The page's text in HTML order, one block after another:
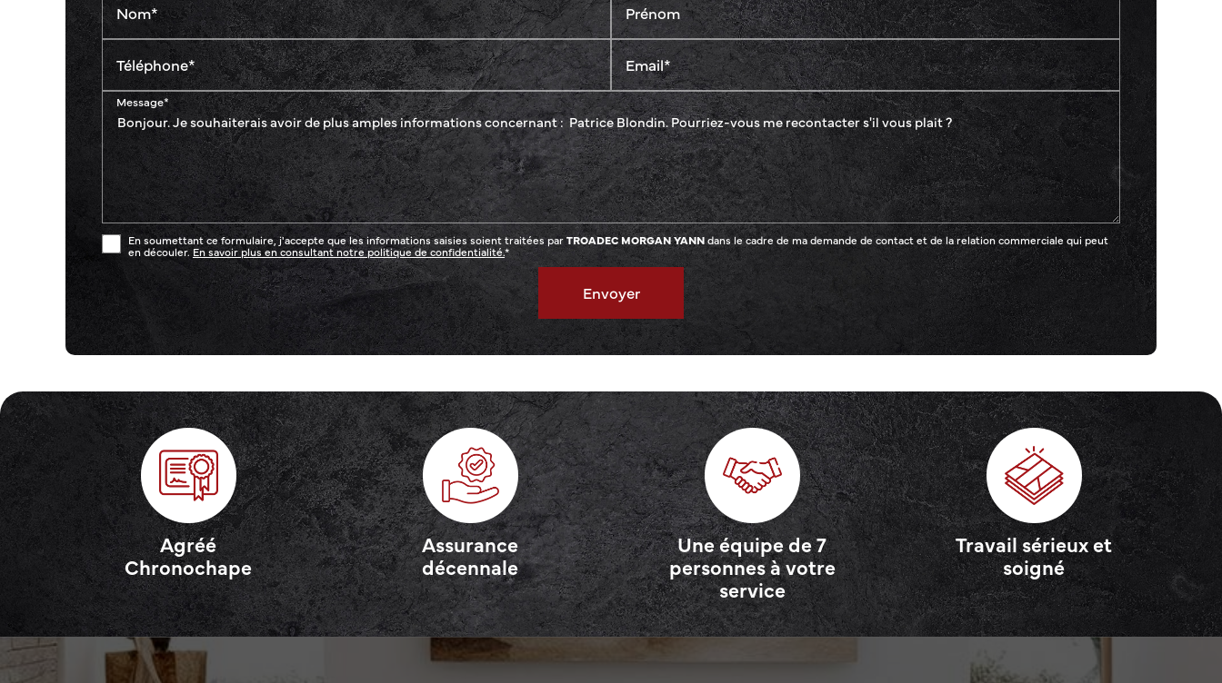
Nom* Prénom
Téléphone* Email*
Message*
En soumettant ce formulaire, j'accepte que les informations saisies soient traitées parTROADEC MORGAN YANNdans le cadre de ma demande de contact et de la relation commerciale qui peut
en découler. En savoir plus en consultant notre politique de confidentialité.*
Agréé
Chronochape
Assurance
décennale
Une équipe de 7
personnes à votre
service
Travail sérieux et
soigné